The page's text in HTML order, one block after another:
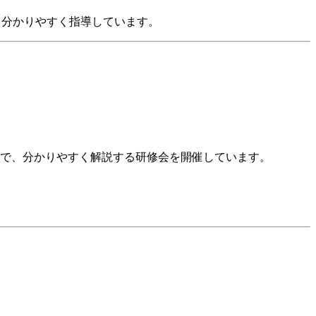
かりやすく指導しています。
、分かりやすく解説する研修会を開催しています。